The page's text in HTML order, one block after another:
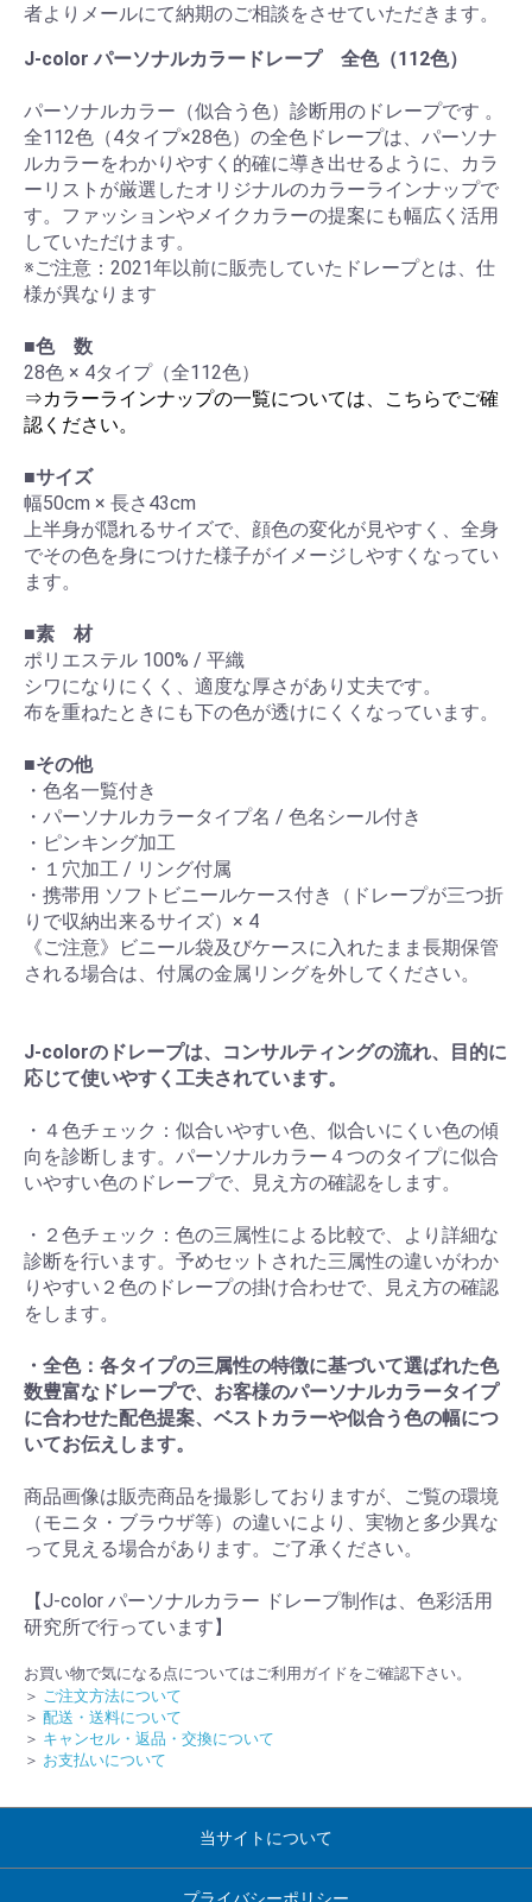
者よりメールにて納期のご相談をさせていただきます。
J-color パーソナルカラードレープ 全色（112色）
パーソナルカラー（似合う色）診断用のドレープです 。
全112色（4タイプ×28色）の全色ドレープは、パーソナ
ルカラーをわかりやすく的確に導き出せるように、カラ
ーリストが厳選したオリジナルのカラーラインナップで
す。ファッションやメイクカラーの提案にも幅広く活用
していただけます。
※ご注意：2021年以前に販売していたドレープとは、仕
様が異なります
■色 数
28色 × 4タイプ（全112色）
⇒カラーラインナップの一覧については、こちらでご確
認ください。
■サイズ
幅50cm × 長さ43cm
上半身が隠れるサイズで、顔色の変化が見やすく、全身
でその色を身につけた様子がイメージしやすくなってい
ます。
■素 材
ポリエステル 100% / 平織
シワになりにくく、適度な厚さがあり丈夫です。
布を重ねたときにも下の色が透けにくくなっています。
■その他
・色名一覧付き
・パーソナルカラータイプ名 / 色名シール付き
・ピンキング加工
・１穴加工 / リング付属
・携帯用 ソフトビニールケース付き（ドレープが三つ折
りで収納出来るサイズ）× 4
《ご注意》ビニール袋及びケースに入れたまま長期保管
される場合は、付属の金属リングを外してください。
J-colorのドレープは、コンサルティングの流れ、目的に
応じて使いやすく工夫されています。
・４色チェック：似合いやすい色、似合いにくい色の傾
向を診断します。パーソナルカラー４つのタイプに似合
いやすい色のドレープで、見え方の確認をします。
・２色チェック：色の三属性による比較で、より詳細な
診断を行います。予めセットされた三属性の違いがわか
りやすい２色のドレープの掛け合わせで、見え方の確認
をします。
・全色：各タイプの三属性の特徴に基づいて選ばれた色
数豊富なドレープで、お客様のパーソナルカラータイプ
に合わせた配色提案、ベストカラーや似合う色の幅につ
いてお伝えします。
商品画像は販売商品を撮影しておりますが、ご覧の環境
（モニタ・ブラウザ等）の違いにより、実物と多少異な
って見える場合があります。ご了承ください。
【J-color パーソナルカラー ドレープ制作は、色彩活用
研究所で行っています】
お買い物で気になる点についてはご利用ガイドをご確認下さい。
＞ ご注文方法について
＞ 配送・送料について
＞ キャンセル・返品・交換について
＞ お支払いについて
当サイトについて
プライバシーポリシー